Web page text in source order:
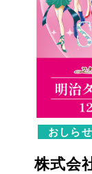
おしらせ
株式会